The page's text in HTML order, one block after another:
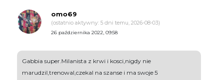
omo69
(ostatnio aktywny: 5 dni temu, 2026-08-03)
26 października 2022, 09:58
Gabbia super.Milanista z krwi i kosci,nigdy nie
marudzil,trenowal,czekal na szanse i ma swoje 5